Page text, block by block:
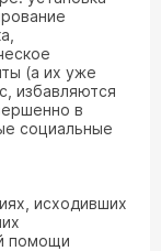
(а их уже
избавляются
в
социальные
исходивших
помощи